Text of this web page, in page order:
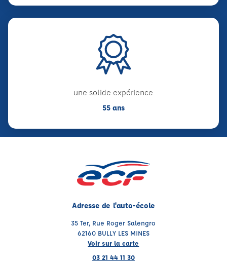
une solide expérience
55 ans
Adresse de l'auto-école
35 Ter, Rue Roger Salengro
62160 BULLY LES MINES
Voir sur la carte
03 21 44 11 30